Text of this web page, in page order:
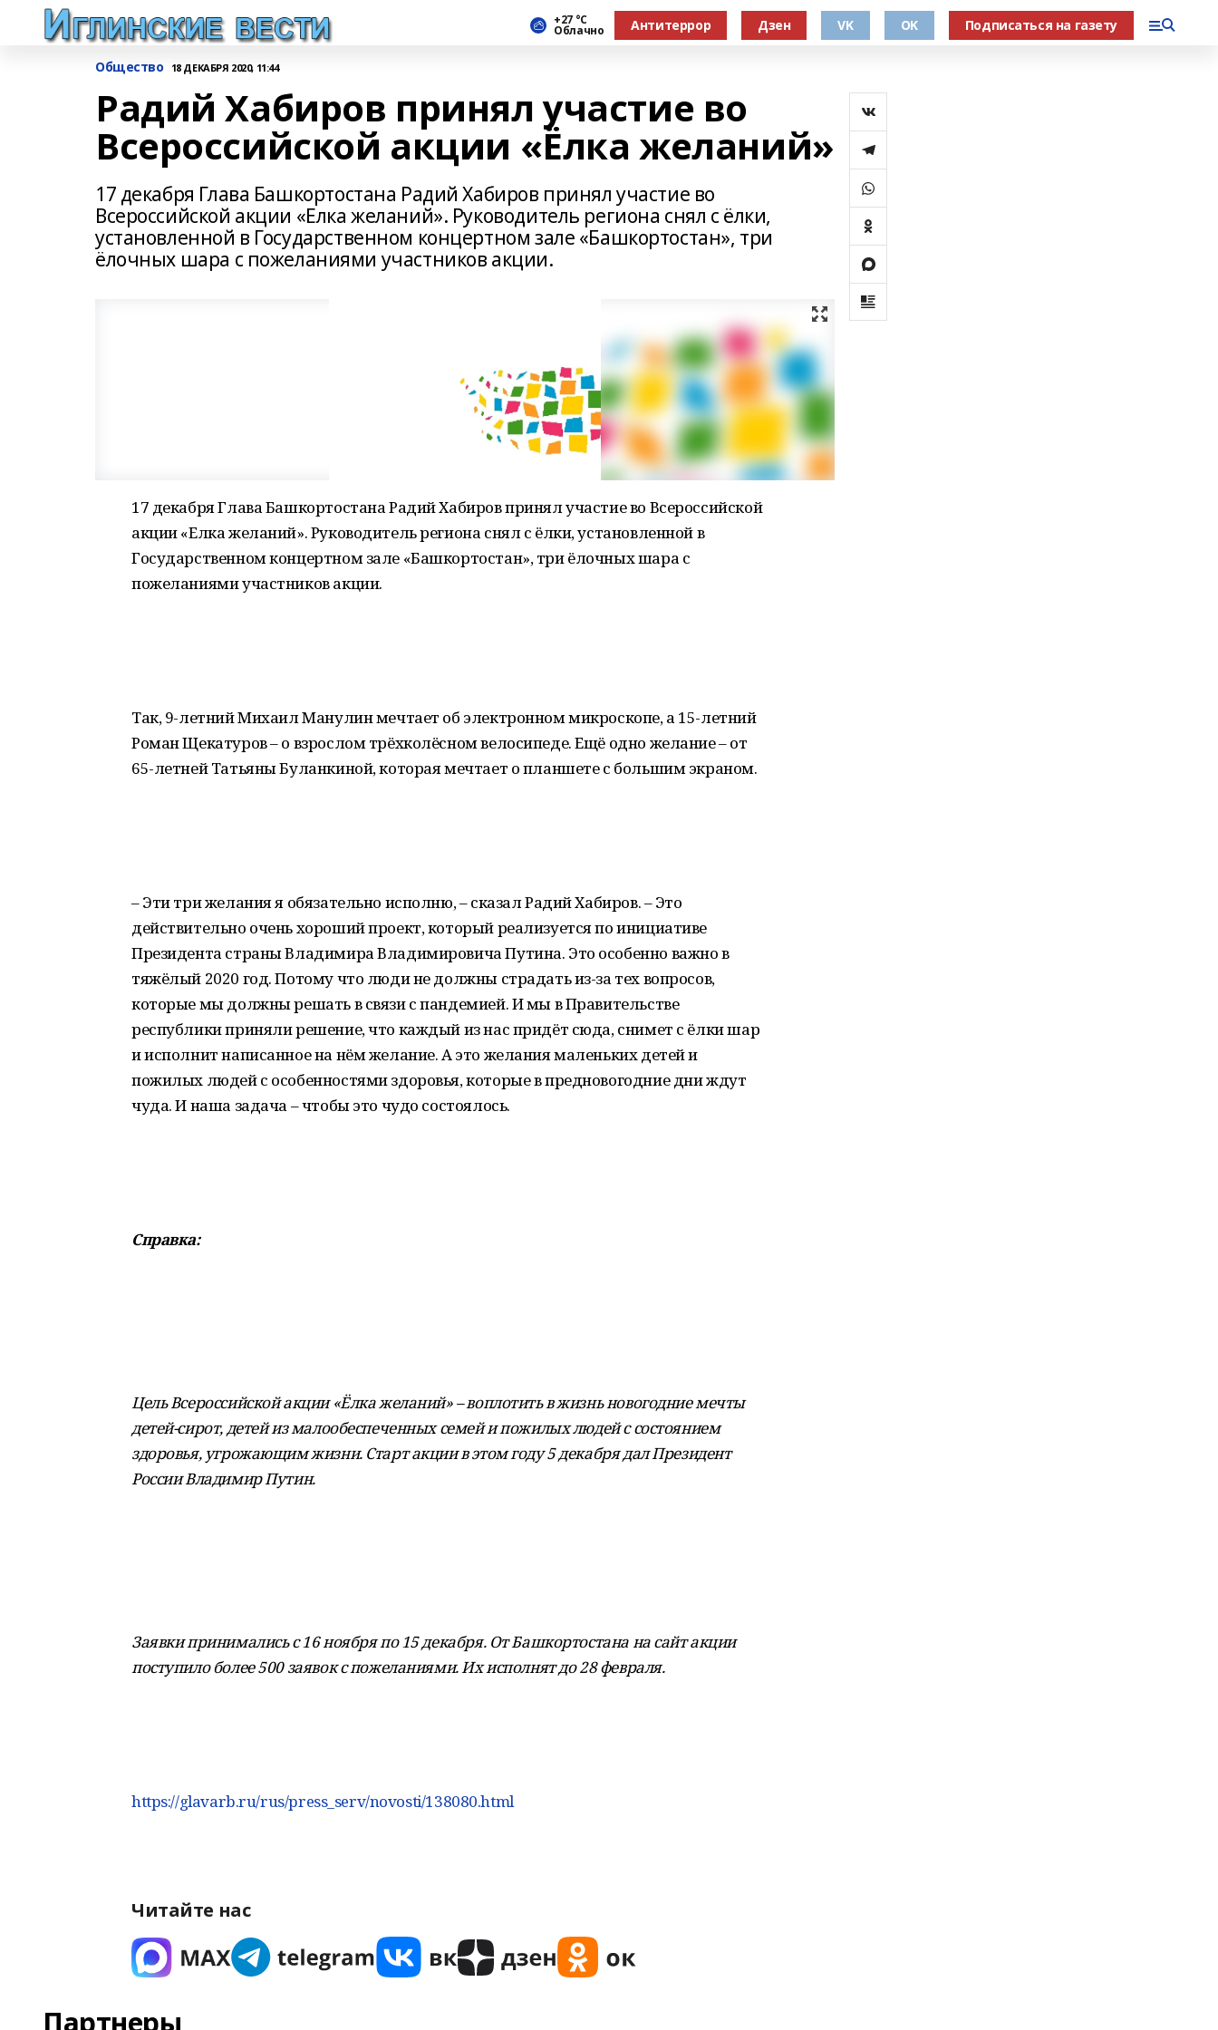
+27 °С
Облачно Антитеррор Дзен VK OK Подписаться на газету
Общество 18 ДЕКАБРЯ 2020, 11:44
Радий Хабиров принял участие во
Всероссийской акции «Ёлка желаний»
17 декабря Глава Башкортостана Радий Хабиров принял участие во
Всероссийской акции «Елка желаний». Руководитель региона снял с ёлки,
установленной в Государственном концертном зале «Башкортостан», три
ёлочных шара с пожеланиями участников акции.
17 декабря Глава Башкортостана Радий Хабиров принял участие во Всероссийской
акции «Елка желаний». Руководитель региона снял с ёлки, установленной в
Государственном концертном зале «Башкортостан», три ёлочных шара с
пожеланиями участников акции.
Так, 9-летний Михаил Манулин мечтает об электронном микроскопе, а 15-летний
Роман Щекатуров – о взрослом трёхколёсном велосипеде. Ещё одно желание – от
65-летней Татьяны Буланкиной, которая мечтает о планшете с большим экраном.
– Эти три желания я обязательно исполню, – сказал Радий Хабиров. – Это
действительно очень хороший проект, который реализуется по инициативе
Президента страны Владимира Владимировича Путина. Это особенно важно в
тяжёлый 2020 год. Потому что люди не должны страдать из-за тех вопросов,
которые мы должны решать в связи с пандемией. И мы в Правительстве
республики приняли решение, что каждый из нас придёт сюда, снимет с ёлки шар
и исполнит написанное на нём желание. А это желания маленьких детей и
пожилых людей с особенностями здоровья, которые в предновогодние дни ждут
чуда. И наша задача – чтобы это чудо состоялось.
Справка:
Цель Всероссийской акции «Ёлка желаний» – воплотить в жизнь новогодние мечты
детей-сирот, детей из малообеспеченных семей и пожилых людей с состоянием
здоровья, угрожающим жизни. Старт акции в этом году 5 декабря дал Президент
России Владимир Путин.
Заявки принимались с 16 ноября по 15 декабря. От Башкортостана на сайт акции
поступило более 500 заявок с пожеланиями. Их исполнят до 28 февраля.
https://glavarb.ru/rus/press_serv/novosti/138080.html
Читайте нас
Партнеры